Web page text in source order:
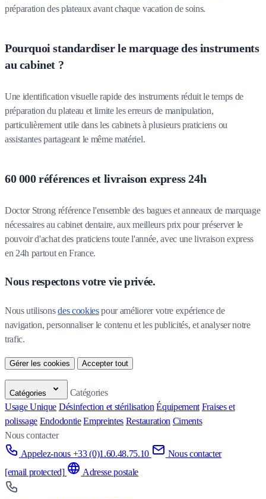
préparation des plateaux avant chaque vacation de soins.
Pourquoi standardiser le marquage des instruments
au cabinet ?
Une identification visuelle rapide des instruments réduit le temps de
préparation du plateau et limite les erreurs de manipulation,
particulièrement utile dans les cabinets à plusieurs praticiens ou
assistantes partageant le même matériel.
60 000 références et livraison express 24h
Doctor Strong référence l'ensemble des bagues et anneaux de marquage
nécessaires au cabinet dentaire, aux meilleurs prix pour préserver le
pouvoir d'achat des praticiens toute l'année, avec une livraison express
en 24h partout en France.
Nous respectons votre vie privée.
Nous utilisons des cookies pour améliorer votre expérience de
navigation, personnaliser le contenu et les publicités, et analyser notre
trafic.
Gérer les cookies Accepter tout
Catégories
Catégories
Usage Unique Désinfection et stérilisation Équipement Fraises et
polissage Endodontie Empreintes Restauration Ciments
Nous contacter
Appelez-nous +33 (0)1.60.48.75.10
Nous contacter
[email protected]
Adresse postale